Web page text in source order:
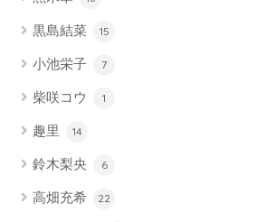
黒島結菜 15
小池栄子 7
柴咲コウ 1
趣里 14
鈴木梨央 6
高畑充希 22